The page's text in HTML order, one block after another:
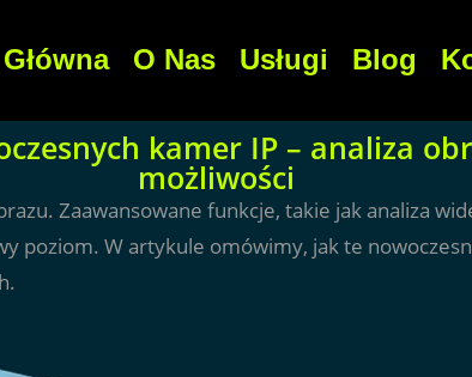
O Nas Usługi Blog
kamer IP – analiza
możliwości
Zaawansowane funkcje, takie jak analiza
poziom. W artykule omówimy, jak te